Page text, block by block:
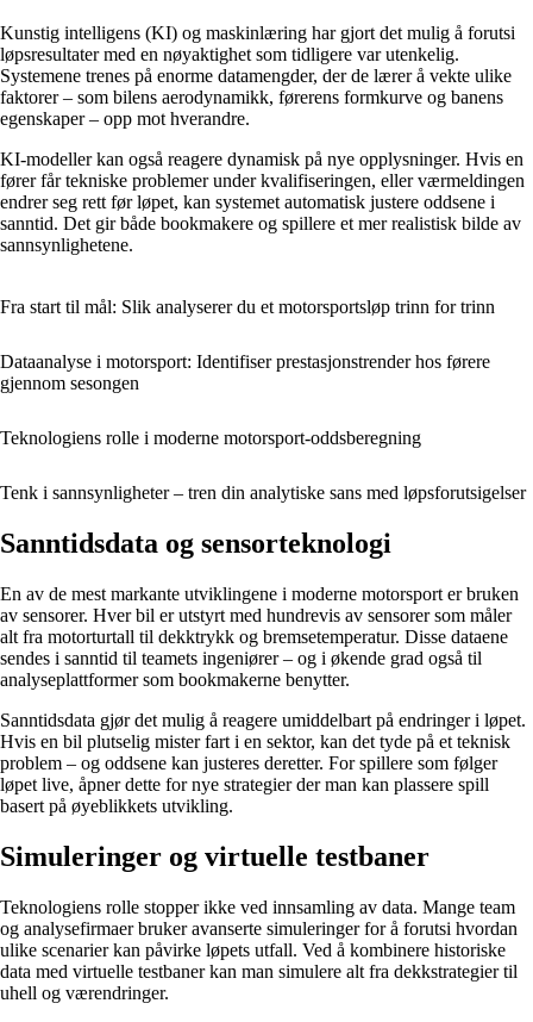
Kunstig intelligens (KI) og maskinlæring har gjort det mulig å forutsi
løpsresultater med en nøyaktighet som tidligere var utenkelig.
Systemene trenes på enorme datamengder, der de lærer å vekte ulike
faktorer – som bilens aerodynamikk, førerens formkurve og banens
egenskaper – opp mot hverandre.
KI-modeller kan også reagere dynamisk på nye opplysninger. Hvis en
fører får tekniske problemer under kvalifiseringen, eller værmeldingen
endrer seg rett før løpet, kan systemet automatisk justere oddsene i
sanntid. Det gir både bookmakere og spillere et mer realistisk bilde av
sannsynlighetene.
Fra start til mål: Slik analyserer du et motorsportsløp trinn for trinn
Dataanalyse i motorsport: Identifiser prestasjonstrender hos førere
gjennom sesongen
Teknologiens rolle i moderne motorsport-oddsberegning
Tenk i sannsynligheter – tren din analytiske sans med løpsforutsigelser
Sanntidsdata og sensorteknologi
En av de mest markante utviklingene i moderne motorsport er bruken
av sensorer. Hver bil er utstyrt med hundrevis av sensorer som måler
alt fra motorturtall til dekktrykk og bremsetemperatur. Disse dataene
sendes i sanntid til teamets ingeniører – og i økende grad også til
analyseplattformer som bookmakerne benytter.
Sanntidsdata gjør det mulig å reagere umiddelbart på endringer i løpet.
Hvis en bil plutselig mister fart i en sektor, kan det tyde på et teknisk
problem – og oddsene kan justeres deretter. For spillere som følger
løpet live, åpner dette for nye strategier der man kan plassere spill
basert på øyeblikkets utvikling.
Simuleringer og virtuelle testbaner
Teknologiens rolle stopper ikke ved innsamling av data. Mange team
og analysefirmaer bruker avanserte simuleringer for å forutsi hvordan
ulike scenarier kan påvirke løpets utfall. Ved å kombinere historiske
data med virtuelle testbaner kan man simulere alt fra dekkstrategier til
uhell og værendringer.